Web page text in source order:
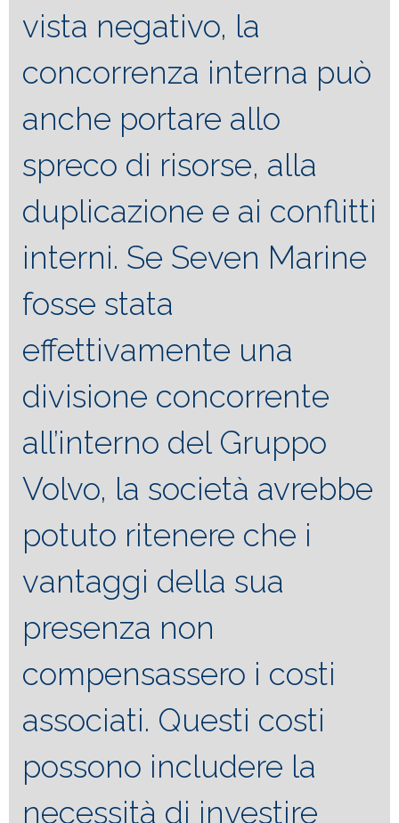
vista negativo, la
concorrenza interna può
anche portare allo
spreco di risorse, alla
duplicazione e ai conflitti
interni. Se Seven Marine
fosse stata
effettivamente una
divisione concorrente
all’interno del Gruppo
Volvo, la società avrebbe
potuto ritenere che i
vantaggi della sua
presenza non
compensassero i costi
associati. Questi costi
possono includere la
necessità di investire